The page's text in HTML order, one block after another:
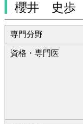
櫻井 史歩
専門分野
資格・専門医